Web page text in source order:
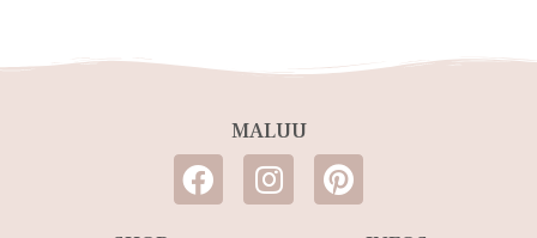
MALUU